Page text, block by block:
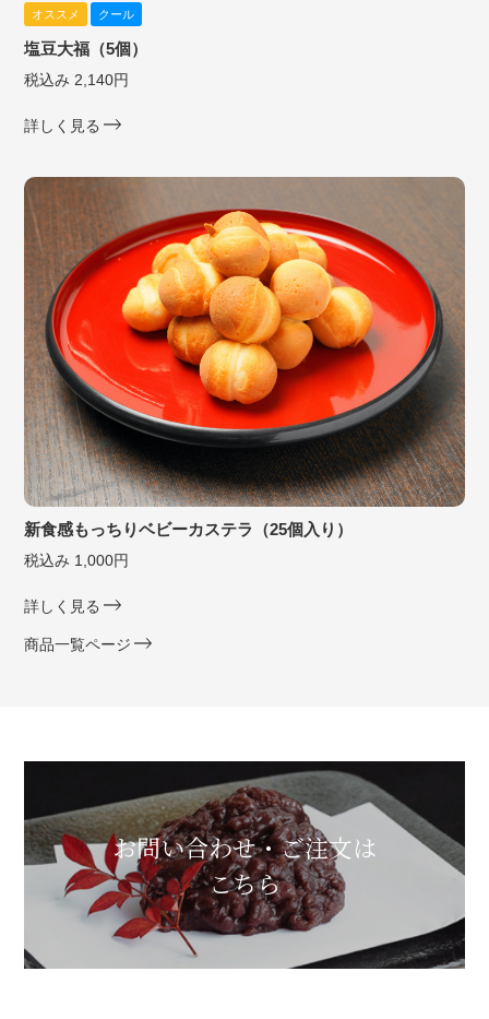
オススメ クール
塩豆大福（5個）
税込み 2,140円
詳しく見る
新食感もっちりベビーカステラ（25個入り）
税込み 1,000円
詳しく見る
商品一覧ページ
お問い合わせ・ご注文は
こちら